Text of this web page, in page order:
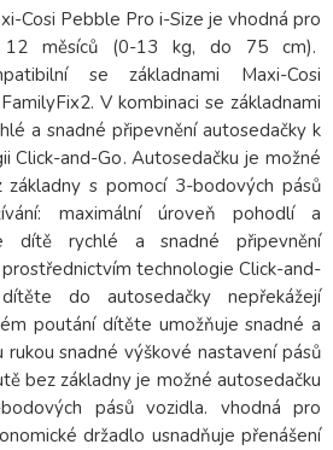
Cosi Pebble Pro i-Size je vhodná pro
měsíců (0-13 kg, do 75 cm).
se základnami Maxi-Cosi
V kombinaci se základnami
a snadné připevnění autosedačky k
Click-and-Go. Autosedačku je možné
s pomocí 3-bodových pásů
maximální úroveň pohodlí a
dítě rychlé a snadné připevnění
technologie Click-and-
do autosedačky nepřekážejí
poutání dítěte umožňuje snadné a
snadné výškové nastavení pásů
bez základny je možné autosedačku
pásů vozidla. vhodná pro
držadlo usnadňuje přenášení